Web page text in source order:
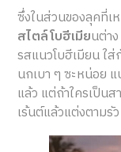
ซึ่งในส่วนของลุคที่
สไตล์โบฮีเมียนต่า
รสแนวโบฮีเมียน ใ
นกเบา ๆ ซะหน่อย
แล้ว แต่ถ้าใครเป็น
เร้นต์แล้วแต่งตามรั